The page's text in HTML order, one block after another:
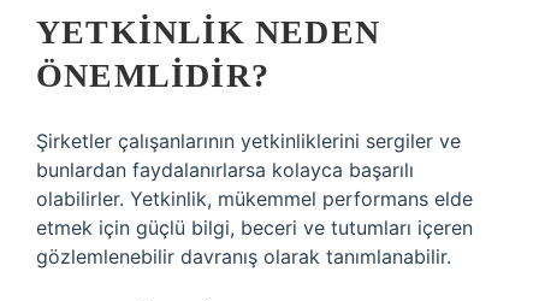
YETKINLIK NEDEN
ÖNEMLIDIR?
Şirketler çalışanlarının yetkinliklerini sergiler ve
bunlardan faydalanırlarsa kolayca başarılı
olabilirler. Yetkinlik, mükemmel performans elde
etmek için güçlü bilgi, beceri ve tutumları içeren
gözlemlenebilir davranış olarak tanımlanabilir.